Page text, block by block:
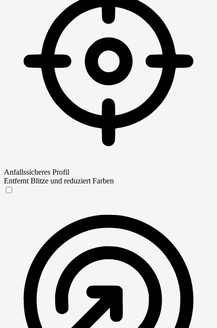
Anfallssicheres Profil
Entfernt Blitze und reduziert Farben